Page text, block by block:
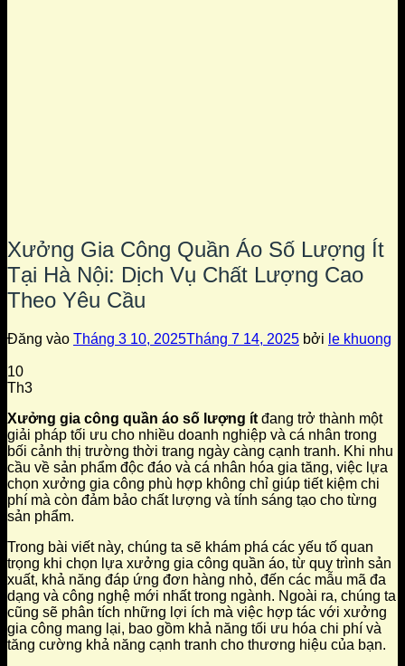
Xưởng Gia Công Quần Áo Số Lượng Ít
Tại Hà Nội: Dịch Vụ Chất Lượng Cao
Theo Yêu Cầu
Đăng vào Tháng 3 10, 2025Tháng 7 14, 2025 bởi le khuong
10
Th3
Xưởng gia công quần áo số lượng ít đang trở thành một
giải pháp tối ưu cho nhiều doanh nghiệp và cá nhân trong
bối cảnh thị trường thời trang ngày càng cạnh tranh. Khi nhu
cầu về sản phẩm độc đáo và cá nhân hóa gia tăng, việc lựa
chọn xưởng gia công phù hợp không chỉ giúp tiết kiệm chi
phí mà còn đảm bảo chất lượng và tính sáng tạo cho từng
sản phẩm.
Trong bài viết này, chúng ta sẽ khám phá các yếu tố quan
trọng khi chọn lựa xưởng gia công quần áo, từ quy trình sản
xuất, khả năng đáp ứng đơn hàng nhỏ, đến các mẫu mã đa
dạng và công nghệ mới nhất trong ngành. Ngoài ra, chúng ta
cũng sẽ phân tích những lợi ích mà việc hợp tác với xưởng
gia công mang lại, bao gồm khả năng tối ưu hóa chi phí và
tăng cường khả năng cạnh tranh cho thương hiệu của bạn.